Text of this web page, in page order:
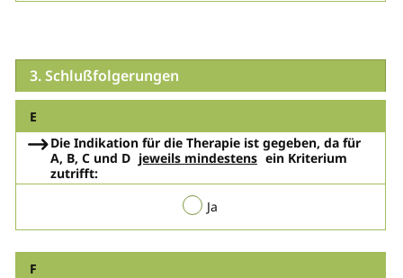
3. Schlußfolgerungen
E
Die Indikation für die Therapie ist gegeben, da für
A, B, C und D jeweils mindestens ein Kriterium
zutrifft:
Ja
F